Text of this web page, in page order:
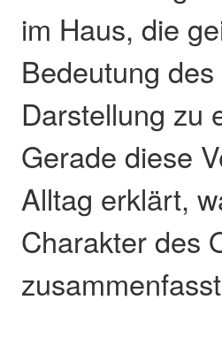
im Haus, die
Bedeutung
Darstellung zu
Gerade diese
Alltag erklärt,
Charakter des